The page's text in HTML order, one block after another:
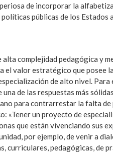
de incorporar la
públicas de los Estados
alta complejidad pedagógica y
el valor estratégico que posee
de alto nivel.
de las respuestas más
para contrarrestar la falta de
«Tener un proyecto de
que están vivenciando sus
por ejemplo, de venir a
curriculares, pedagógicas, de